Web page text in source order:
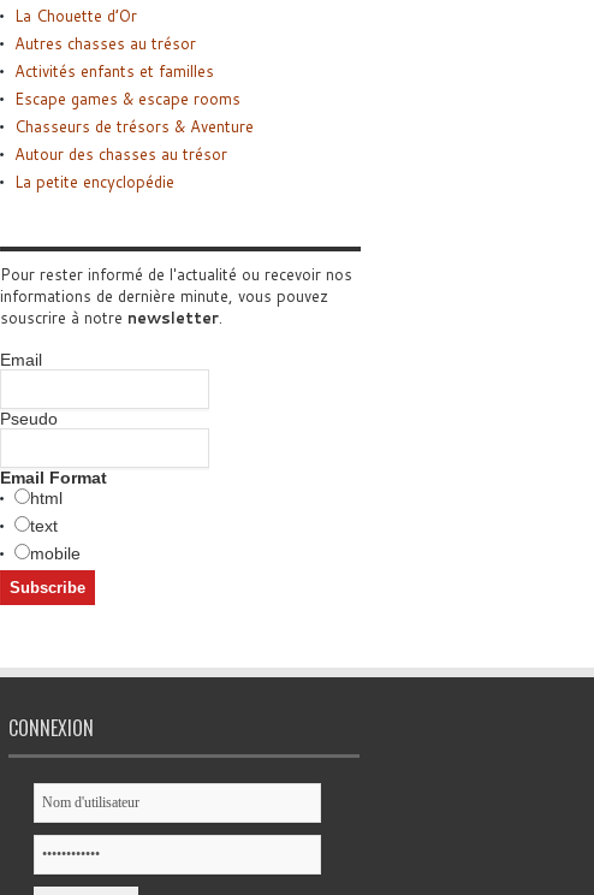
La Chouette d’Or
Autres chasses au trésor
Activités enfants et familles
Escape games & escape rooms
Chasseurs de trésors & Aventure
Autour des chasses au trésor
La petite encyclopédie
Pour rester informé de l'actualité ou recevoir nos
informations de dernière minute, vous pouvez
souscrire à notre newsletter.
Email
Pseudo
Email Format
html
text
mobile
CONNEXION